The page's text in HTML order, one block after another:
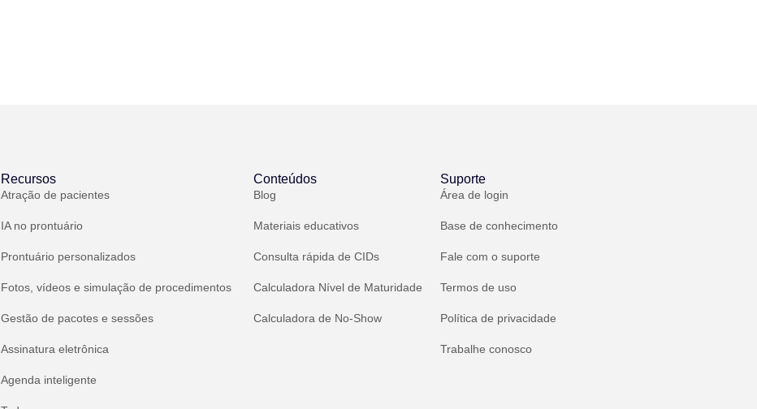
Recursos
Atração de pacientes
IA no prontuário
Prontuário personalizados
Fotos, vídeos e simulação de procedimentos
Gestão de pacotes e sessões
Assinatura eletrônica
Agenda inteligente
Conteúdos
Blog
Materiais educativos
Consulta rápida de CIDs
Calculadora Nível de Maturidade
Calculadora de No-Show
Suporte
Área de login
Base de conhecimento
Fale com o suporte
Termos de uso
Política de privacidade
Trabalhe conosco